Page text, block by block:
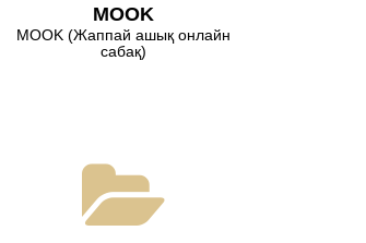
МООK
МООK (Жаппай ашық онлайн
сабақ)